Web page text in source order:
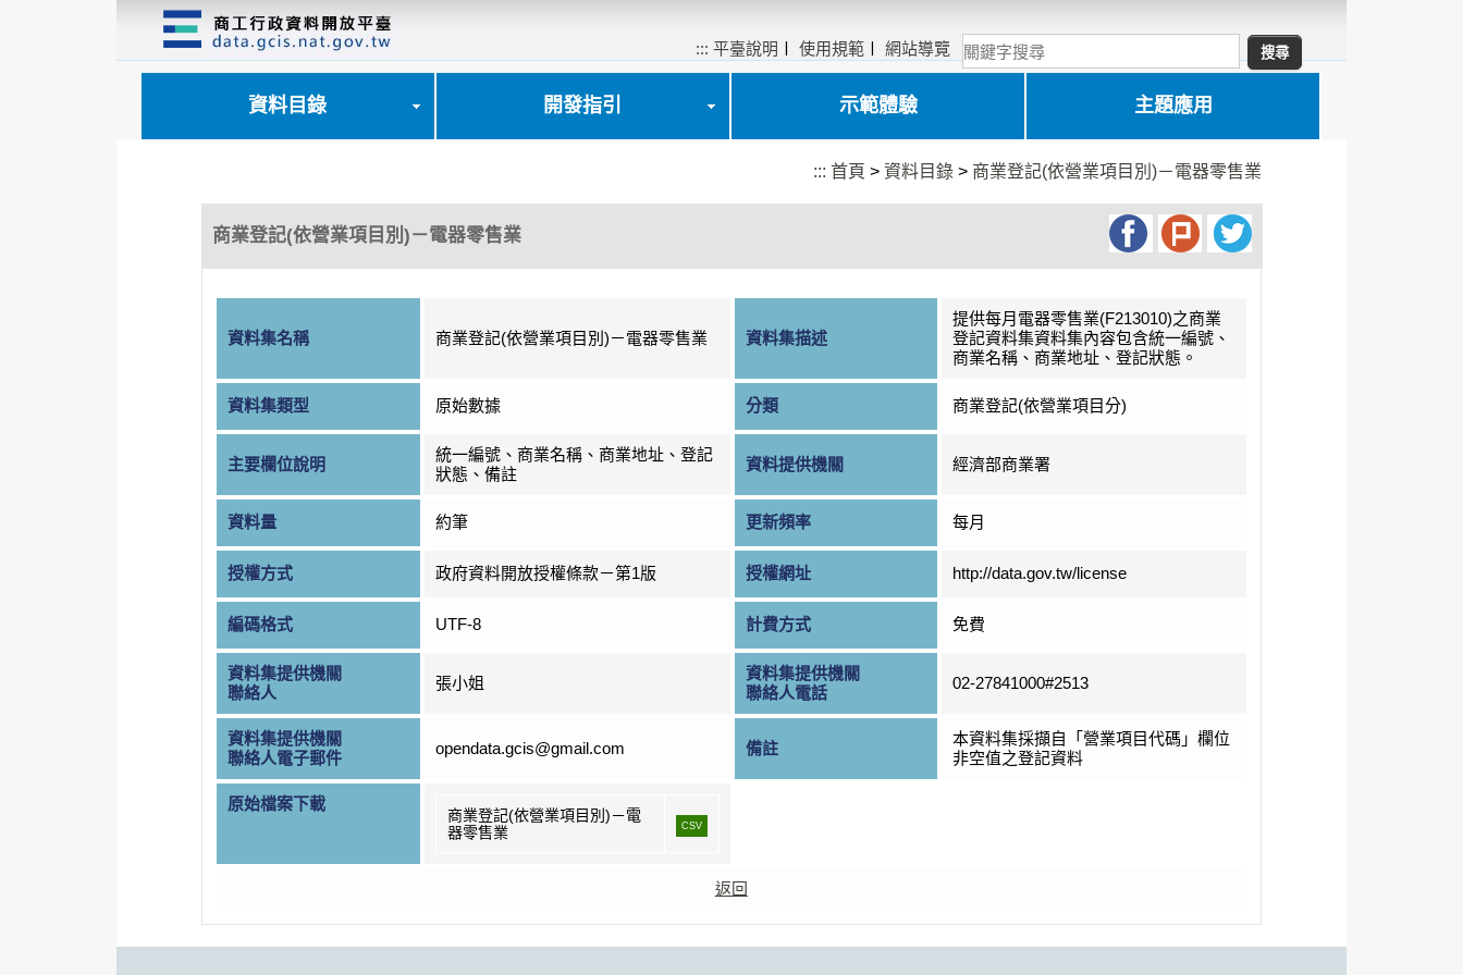
::: 平臺說明 〡使用規範 〡網站導覽
資料目錄 開發指引 示範體驗 主題應用
::: 首頁 >資料目錄 > 商業登記(依營業項目別)－電器零售業
商業登記(依營業項目別)－電器零售業
資料集名稱 商業登記(依營業項目別)－電器零售業 資料集描述
提供每月電器零售業(F213010)之商業
登記資料集資料集內容包含統一編號、
商業名稱、商業地址、登記狀態。
資料集類型 原始數據 分類 商業登記(依營業項目分)
主要欄位說明
統一編號、商業名稱、商業地址、登記
狀態、備註
資料提供機關 經濟部商業署
資料量 約筆 更新頻率 每月
授權方式 政府資料開放授權條款－第1版 授權網址 http://data.gov.tw/license
編碼格式 UTF-8 計費方式 免費
資料集提供機關
聯絡人
張小姐
資料集提供機關
聯絡人電話
02-27841000#2513
資料集提供機關
聯絡人電子郵件
opendata.gcis@gmail.com 備註
本資料集採擷自「營業項目代碼」欄位
非空值之登記資料
原始檔案下載
商業登記(依營業項目別)－電
器零售業
CSV
返回